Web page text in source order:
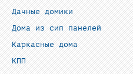
Дачные домики
Дома из сип панелей
Каркасные дома
КПП